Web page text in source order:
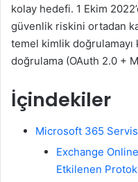
kolay hedefi. 1 Ekim
güvenlik riskini ortadan
temel kimlik doğrulamayı
doğrulama (OAuth 2.0 +
İçindekiler
Microsoft 365
Exchange
Etkilenen